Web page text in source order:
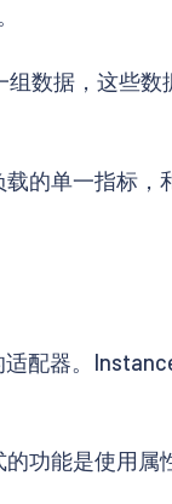
数据，这些
的单一指标，
配器。
功能是使用属